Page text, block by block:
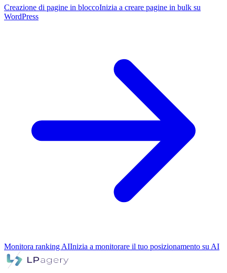
Creazione di pagine in bloccoInizia a creare pagine in bulk su
WordPress
Monitora ranking AIInizia a monitorare il tuo posizionamento su AI